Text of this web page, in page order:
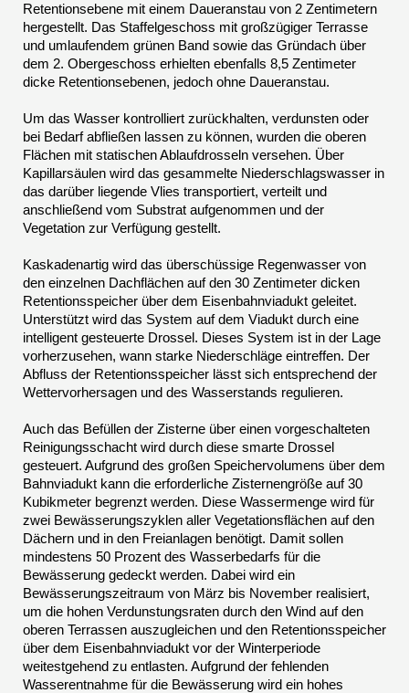
Retentionsebene mit einem Daueranstau von 2 Zentimetern
hergestellt. Das Staffelgeschoss mit großzügiger Terrasse
und umlaufendem grünen Band sowie das Gründach über
dem 2. Obergeschoss erhielten ebenfalls 8,5 Zentimeter
dicke Retentionsebenen, jedoch ohne Daueranstau.
Um das Wasser kontrolliert zurückhalten, verdunsten oder
bei Bedarf abfließen lassen zu können, wurden die oberen
Flächen mit statischen Ablaufdrosseln versehen. Über
Kapillarsäulen wird das gesammelte Niederschlagswasser in
das darüber liegende Vlies transportiert, verteilt und
anschließend vom Substrat aufgenommen und der
Vegetation zur Verfügung gestellt.
Kaskadenartig wird das überschüssige Regenwasser von
den einzelnen Dachflächen auf den 30 Zentimeter dicken
Retentionsspeicher über dem Eisenbahnviadukt geleitet.
Unterstützt wird das System auf dem Viadukt durch eine
intelligent gesteuerte Drossel. Dieses System ist in der Lage
vorherzusehen, wann starke Niederschläge eintreffen. Der
Abfluss der Retentionsspeicher lässt sich entsprechend der
Wettervorhersagen und des Wasserstands regulieren.
Auch das Befüllen der Zisterne über einen vorgeschalteten
Reinigungsschacht wird durch diese smarte Drossel
gesteuert. Aufgrund des großen Speichervolumens über dem
Bahnviadukt kann die erforderliche Zisternengröße auf 30
Kubikmeter begrenzt werden. Diese Wassermenge wird für
zwei Bewässerungszyklen aller Vegetationsflächen auf den
Dächern und in den Freianlagen benötigt. Damit sollen
mindestens 50 Prozent des Wasserbedarfs für die
Bewässerung gedeckt werden. Dabei wird ein
Bewässerungszeitraum von März bis November realisiert,
um die hohen Verdunstungsraten durch den Wind auf den
oberen Terrassen auszugleichen und den Retentionsspeicher
über dem Eisenbahnviadukt vor der Winterperiode
weitestgehend zu entlasten. Aufgrund der fehlenden
Wasserentnahme für die Bewässerung wird ein hohes